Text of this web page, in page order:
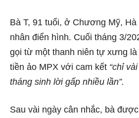
Bà T, 91 tuổi, ở Chương Mỹ, Hà
nhân điển hình. Cuối tháng 3/
gọi từ một thanh niên tự xưng là
tiền ảo MPX với cam kết “chỉ
tháng sinh lời gấp nhiều lần”.
Sau vài ngày cân nhắc, bà